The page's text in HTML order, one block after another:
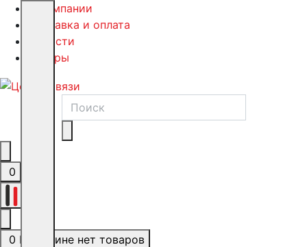
О компании
Доставка и оплата
Новости
Обзоры
0
0 В корзине нет товаров